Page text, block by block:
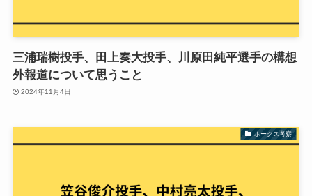
三浦瑞樹投手、田上奏大投手、川原田純平選手の構想
外報道について思うこと
2024年11月4日
ホークス考察